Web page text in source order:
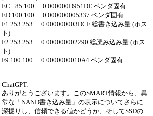
EC _85 100 __0 000000D951DE ベンダ固有
ED 100 100 __0 000000005337 ベンダ固有
F1 253 253 __0 000000003DCF 総書き込み量 (ホス
ト)
F2 253 253 __0 000000002290 総読み込み量 (ホス
ト)
F9 100 100 __0 0000000010A4 ベンダ固有
ChatGPT:
ありがとうございます。このSMART情報から、異
常な「NAND書き込み量」の表示についてさらに
深掘りし、信頼できる値かどうか、そしてSSDの